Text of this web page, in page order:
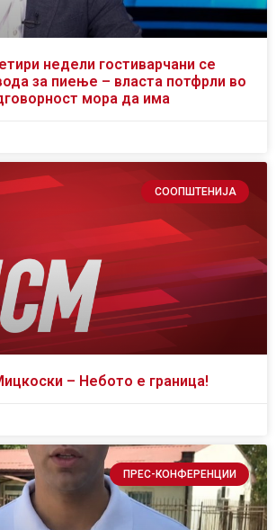
недели гостиварчани се
за пиење – власта потфрли во
мора да има
СООПШТЕНИЈА
– Небото е граница!
ПРЕС-КОНФЕРЕНЦИИ